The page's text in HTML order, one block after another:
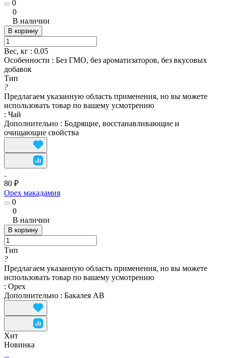
0
0
В наличии
В корзину
Вес, кг : 0.05
Особенности : Без ГМО, без ароматизаторов, без вкусовых
добавок
Тип
?
Предлагаем указанную область применения, но вы можете
использовать товар по вашему усмотрению
: Чай
Дополнительно : Бодрящие, восстанавливающие и
очищающие свойства
80 ₽
Орех макадамия
0
0
В наличии
В корзину
Тип
?
Предлагаем указанную область применения, но вы можете
использовать товар по вашему усмотрению
: Орех
Дополнительно : Бакалея АВ
Хит
Новинка